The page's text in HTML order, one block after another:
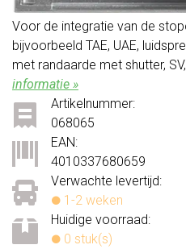
Voor de integratie van de
bijvoorbeeld TAE, UAE,
met randaarde met shutter, SV,
informatie »
Verwachte levertijd:
1-2 weken
Huidige voorraad:
0 stuk(s)
Artikelnummer:
068065
EAN:
4010337680659